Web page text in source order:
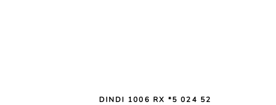
DINDI 1006 RX *5 024 52